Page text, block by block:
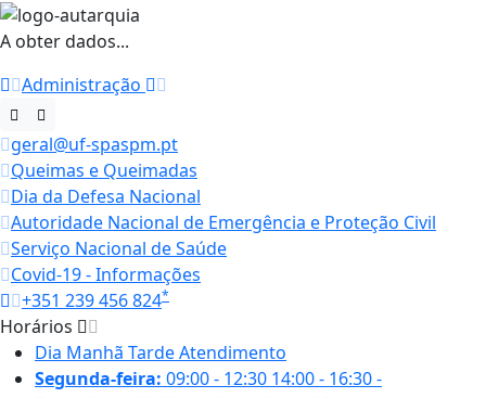
A obter dados...
Administração
geral@uf-spaspm.pt
Queimas e Queimadas
Dia da Defesa Nacional
Autoridade Nacional de Emergência e Proteção Civil
Serviço Nacional de Saúde
Covid-19 - Informações
+351 239 456 824*
Horários
Dia Manhã TardeAtendimento
Segunda-feira: 09:00 - 12:30 14:00 - 16:30-